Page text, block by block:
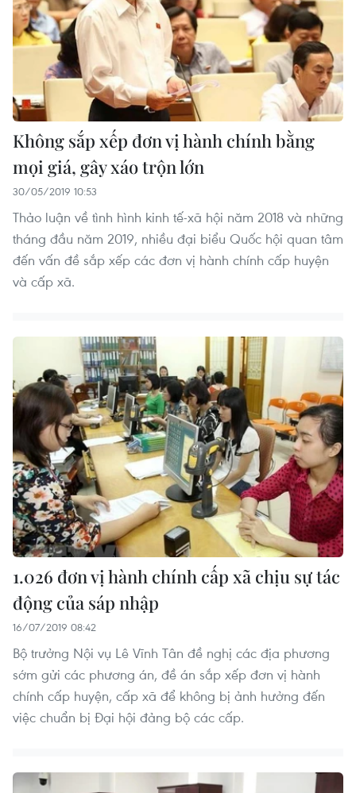
Không sắp xếp đơn vị hành chính bằng
mọi giá, gây xáo trộn lớn
30/05/2019 10:53
Thảo luận về tình hình kinh tế-xã hội năm 2018 và những
tháng đầu năm 2019, nhiều đại biểu Quốc hội quan tâm
đến vấn đề sắp xếp các đơn vị hành chính cấp huyện
và cấp xã.
1.026 đơn vị hành chính cấp xã chịu sự tác
động của sáp nhập
16/07/2019 08:42
Bộ trưởng Nội vụ Lê Vĩnh Tân đề nghị các địa phương
sớm gửi các phương án, đề án sắp xếp đơn vị hành
chính cấp huyện, cấp xã để không bị ảnh hưởng đến
việc chuẩn bị Đại hội đảng bộ các cấp.